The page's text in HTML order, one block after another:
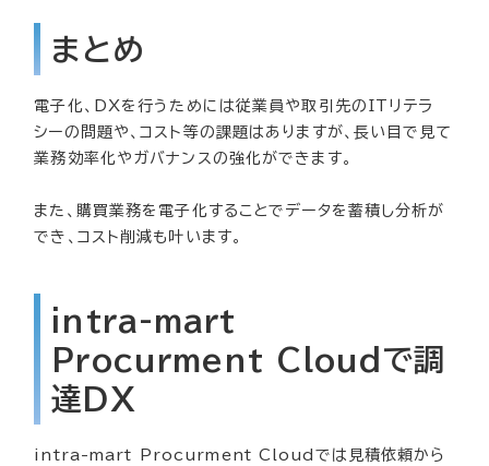
まとめ
電子化、DXを行うためには従業員や取引先のITリテラ
シーの問題や、コスト等の課題はありますが、長い目で見て
業務効率化やガバナンスの強化ができます。
また、購買業務を電子化することでデータを蓄積し分析が
でき、コスト削減も叶います。
intra-mart
Procurment Cloudで調
達DX
intra-mart Procurment Cloudでは見積依頼から